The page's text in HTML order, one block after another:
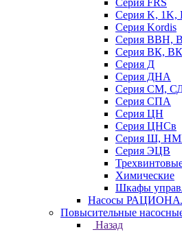
Серия FRS
Серия K,
Серия Kordis
Серия ВВН,
Серия ВК,
Серия Д
Серия ДНА
Серия СМ,
Серия СПА
Серия ЦН
Серия ЦНСв
Серия Ш,
Серия ЭЦВ
Химические
Шкафы
Насосы
Повысительные
Назад